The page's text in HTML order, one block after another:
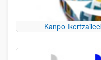
Kanpo